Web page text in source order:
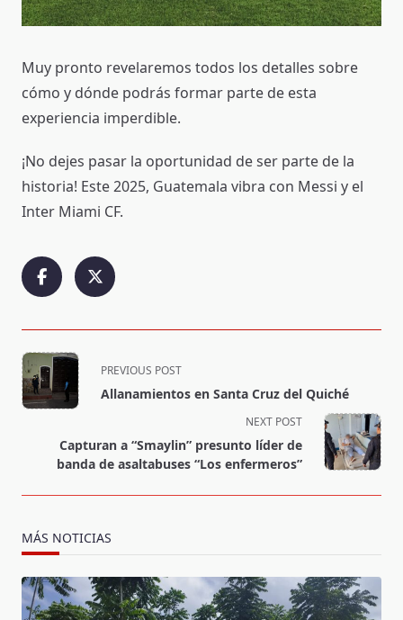
Muy pronto revelaremos todos los detalles sobre
cómo y dónde podrás formar parte de esta
experiencia imperdible.
¡No dejes pasar la oportunidad de ser parte de la
historia! Este 2025, Guatemala vibra con Messi y el
Inter Miami CF.
<span
class="nav-
subtitle
reader-
text">Page</span>
PREVIOUS POST
Allanamientos en Santa Cruz del Quiché
NEXT POST
Capturan a “Smaylin” presunto líder de
banda de asaltabuses “Los enfermeros”
MÁS NOTICIAS